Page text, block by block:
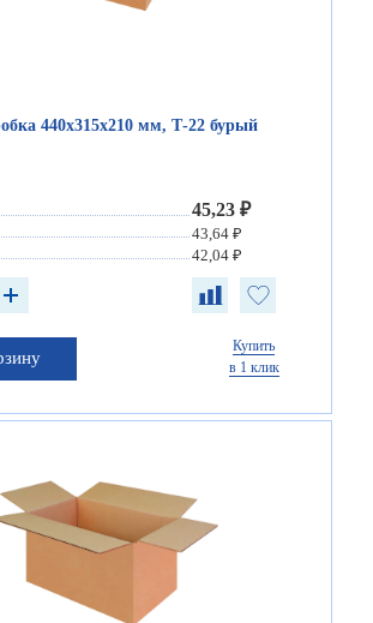
440х315х210 мм, Т-22 бурый
45,23 ₽
43,64 ₽
42,04 ₽
Купить
в 1 клик